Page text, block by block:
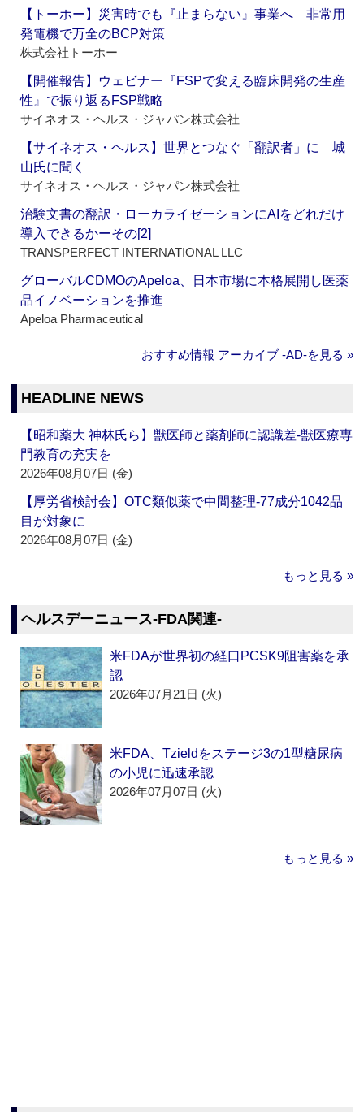
【トーホー】災害時でも『止まらない』事業へ 非常用
発電機で万全のBCP対策
株式会社トーホー
【開催報告】ウェビナー『FSPで変える臨床開発の生産
性』で振り返るFSP戦略
サイネオス・ヘルス・ジャパン株式会社
【サイネオス・ヘルス】世界とつなぐ「翻訳者」に 城
山氏に聞く
サイネオス・ヘルス・ジャパン株式会社
治験文書の翻訳・ローカライゼーションにAIをどれだけ
導入できるかーその[2]
TRANSPERFECT INTERNATIONAL LLC
グローバルCDMOのApeloa、日本市場に本格展開し医薬
品イノベーションを推進
Apeloa Pharmaceutical
おすすめ情報 アーカイブ ‐AD‐を見る »
HEADLINE NEWS
【昭和薬大 神林氏ら】獣医師と薬剤師に認識差‐獣医療専
門教育の充実を
2026年08月07日 (金)
【厚労省検討会】OTC類似薬で中間整理‐77成分1042品
目が対象に
2026年08月07日 (金)
もっと見る »
ヘルスデーニュース‐FDA関連‐
米FDAが世界初の経口PCSK9阻害薬を承
認
2026年07月21日 (火)
米FDA、Tzieldをステージ3の1型糖尿病
の小児に迅速承認
2026年07月07日 (火)
もっと見る »